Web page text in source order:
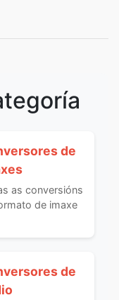
de
as conversións
de imaxe
de